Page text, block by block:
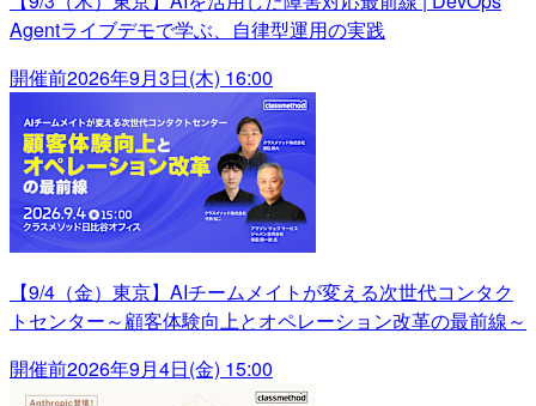
Agentライブデモで学ぶ、自律型運用の実践
開催前2026年9月3日(木) 16:00
【9/4（金）東京】AIチームメイトが変える次世代コンタク
トセンター～顧客体験向上とオペレーション改革の最前線～
開催前2026年9月4日(金) 15:00